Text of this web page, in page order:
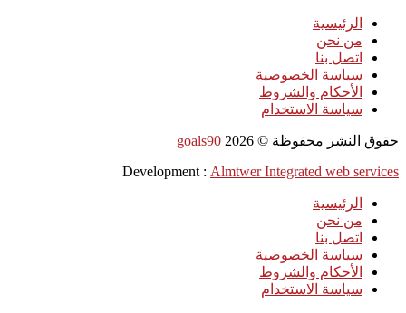
الرئيسية
من نحن
اتصل بنا
سياسة الخصوصية
الأحكام والشروط
سياسة الاستخدام
حقوق النشر محفوظة © goals90 2026
Development : Almtwer Integrated web services
الرئيسية
من نحن
اتصل بنا
سياسة الخصوصية
الأحكام والشروط
سياسة الاستخدام